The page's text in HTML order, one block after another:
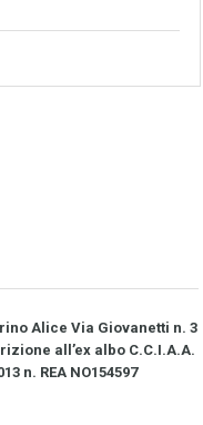
Alice Via Giovanetti n. 3
all’ex albo C.C.I.A.A.
n. REA NO­154597